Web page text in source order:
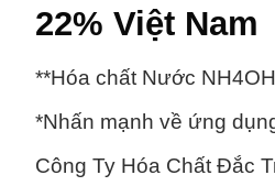
22% Việt Nam
**Hóa chất Nước
*Nhấn mạnh về ứng
Công Ty Hóa Chất Đắc